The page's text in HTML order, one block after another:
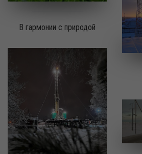
В гармонии с природой